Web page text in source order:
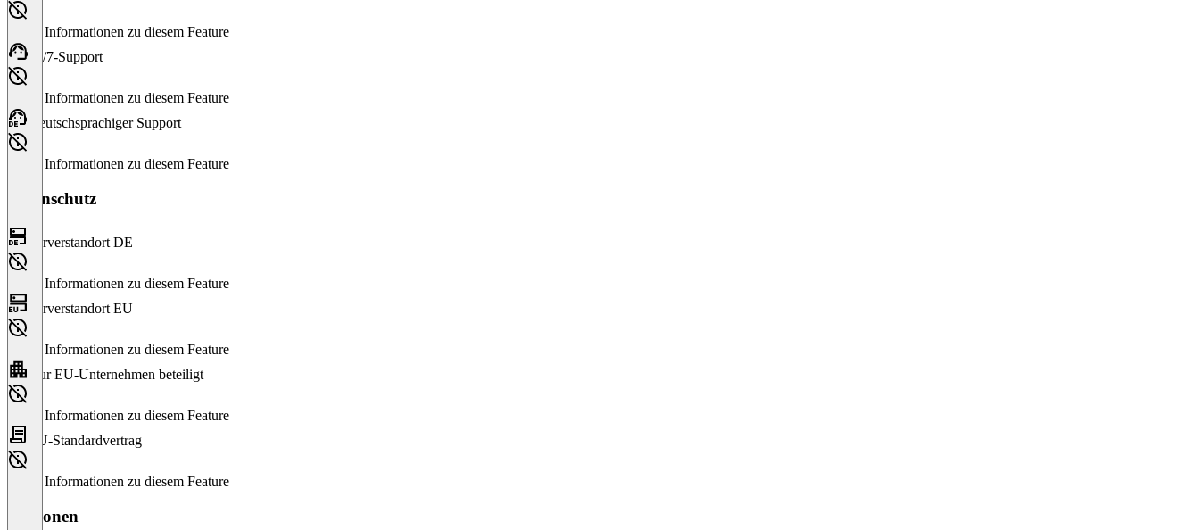
Keine Informationen zu diesem Feature
24/7-Support
Keine Informationen zu diesem Feature
Deutschsprachiger Support
Keine Informationen zu diesem Feature
Datenschutz
Serverstandort DE
Keine Informationen zu diesem Feature
Serverstandort EU
Keine Informationen zu diesem Feature
Nur EU-Unternehmen beteiligt
Keine Informationen zu diesem Feature
EU-Standardvertrag
Keine Informationen zu diesem Feature
Versionen